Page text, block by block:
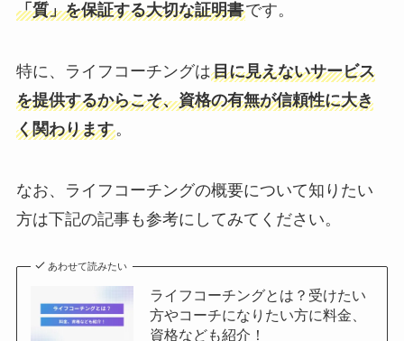
「質」を保証する大切な証明書です。
特に、ライフコーチングは目に見えないサービス
を提供するからこそ、資格の有無が信頼性に大き
く関わります。
なお、ライフコーチングの概要について知りたい
方は下記の記事も参考にしてみてください。
あわせて読みたい
ライフコーチングとは？受けたい
方やコーチになりたい方に料金、
資格なども紹介！